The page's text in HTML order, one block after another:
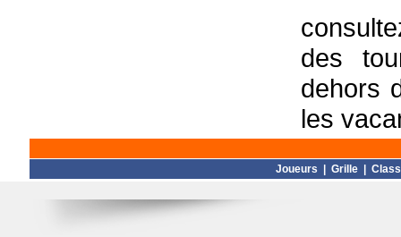
des
dehors
les
Joueurs Grille